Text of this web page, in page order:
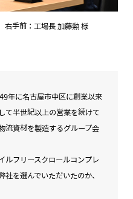
右手前：工場長 加藤勲 様
年に名古屋市中区に創業以来
て半世紀以上の営業を続けて
流資材を製造するグループ会
ルフリースクロールコンプレ
社を選んでいただいたのか、